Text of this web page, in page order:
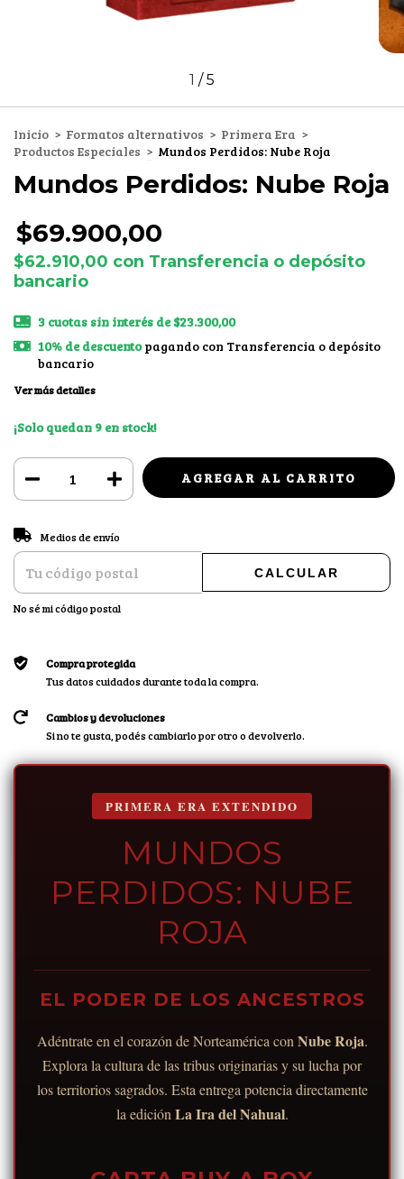
1 /5
Inicio > Formatos alternativos > Primera Era >
Productos Especiales > Mundos Perdidos: Nube Roja
Mundos Perdidos: Nube Roja
$69.900,00
$62.910,00 con Transferencia o depósito
bancario
3 cuotas sin interés de$23.300,00
10% de descuentopagando con Transferencia o depósito
bancario
Ver más detalles
¡Solo quedan 9 en stock!
Entregas para el CP:
Medios de envío
CALCULAR
No sé mi código postal
Compra protegida
Tus datos cuidados durante toda la compra.
Cambios y devoluciones
Si no te gusta, podés cambiarlo por otro o devolverlo.
PRIMERA ERA EXTENDIDO
MUNDOS
PERDIDOS: NUBE
ROJA
EL PODER DE LOS ANCESTROS
Adéntrate en el corazón de Norteamérica con Nube Roja.
Explora la cultura de las tribus originarias y su lucha por
los territorios sagrados. Esta entrega potencia directamente
la edición La Ira del Nahual.